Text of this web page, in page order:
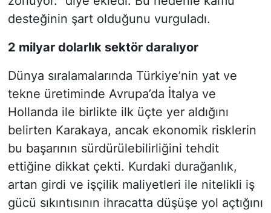
desteğinin şart olduğunu vurguladı.
2 milyar dolarlık sektör daralıyor
Dünya sıralamalarında Türkiye’nin yat ve
tekne üretiminde Avrupa’da İtalya ve
Hollanda ile birlikte ilk üçte yer aldığını
belirten Karakaya, ancak ekonomik risklerin
bu başarının sürdürülebilirliğini tehdit
ettiğine dikkat çekti. Kurdaki durağanlık,
artan girdi ve işçilik maliyetleri ile nitelikli iş
gücü sıkıntısının ihracatta düşüşe yol açtığını